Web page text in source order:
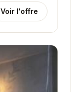
Voir l'offre